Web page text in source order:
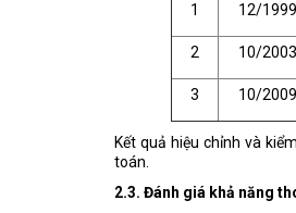
1 12/1999
2 10/2003
3 10/2009
Kết quả hiệu chỉnh và
toán.
2.3. Đánh giá khả năng